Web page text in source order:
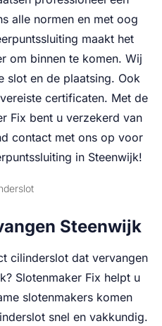
alle normen en met oog
maakt het
om binnen te komen. Wij
slot en de plaatsing. Ook
certificaten. Met de
Fix bent u verzekerd van
contact met ons op voor
in Steenwijk!
Steenwijk
cilinderslot dat vervangen
Slotenmaker Fix helpt u
slotenmakers komen
snel en vakkundig.